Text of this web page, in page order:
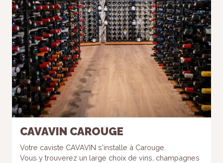
CAVAVIN CAROUGE
Votre caviste CAVAVIN s'installe à Carouge.
Vous y trouverez un large choix de vins, champagnes